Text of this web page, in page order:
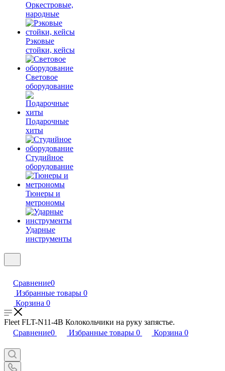
Оркестровые,
народные
Рэковые
стойки, кейсы
Световое
оборудование
Подарочные
хиты
Студийное
оборудование
Тюнеры и
метрономы
Ударные
инструменты
Сравнение0
Избранные товары 0
Корзина 0
Fleet FLT-N11-4B Колокольчики на руку запястье.
Сравнение0 Избранные товары 0 Корзина 0